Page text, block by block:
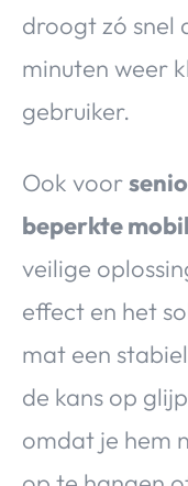
droogt zó snel
minuten weer
gebruiker.
Ook voor
beperkte
veilige
effect en het
mat een
de kans op
omdat je hem